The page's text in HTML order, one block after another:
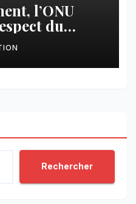
l’ONU
du
Rechercher